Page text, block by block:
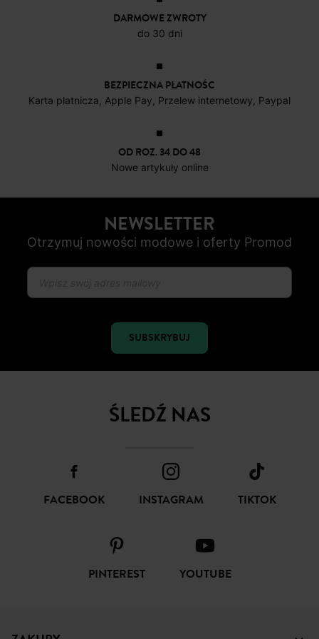
DARMOWE ZWROTY
do 30 dni
BEZPIECZNA PŁATNOŚC
Karta płatnicza, Apple Pay, Przelew internetowy, Paypal
OD ROZ. 34 DO 48
Nowe artykuły online
NEWSLETTER
Otrzymuj nowości modowe i oferty Promod
SUBSKRYBUJ
ŚLEDŹ NAS
FACEBOOK INSTAGRAM TIKTOK
PINTEREST YOUTUBE